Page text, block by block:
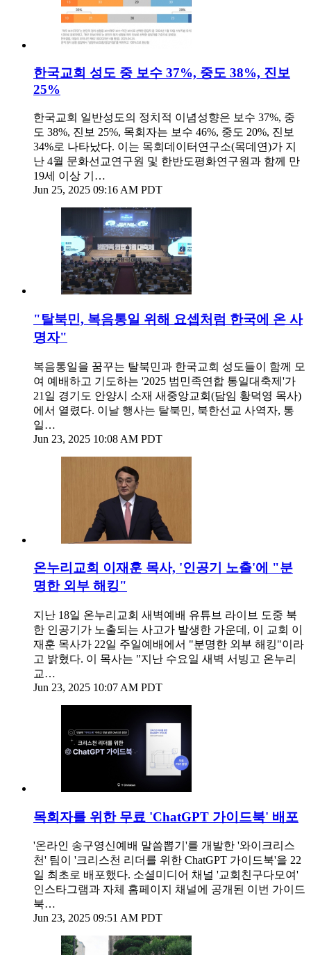
한국교회 성도 중 보수 37%, 중도 38%, 진보
25%
한국교회 일반성도의 정치적 이념성향은 보수 37%, 중
도 38%, 진보 25%, 목회자는 보수 46%, 중도 20%, 진보
34%로 나타났다. 이는 목회데이터연구소(목데연)가 지
난 4월 문화선교연구원 및 한반도평화연구원과 함께 만
19세 이상 기…
Jun 25, 2025 09:16 AM PDT
"탈북민, 복음통일 위해 요셉처럼 한국에 온 사
명자"
복음통일을 꿈꾸는 탈북민과 한국교회 성도들이 함께 모
여 예배하고 기도하는 '2025 범민족연합 통일대축제'가
21일 경기도 안양시 소재 새중앙교회(담임 황덕영 목사)
에서 열렸다. 이날 행사는 탈북민, 북한선교 사역자, 통
일…
Jun 23, 2025 10:08 AM PDT
온누리교회 이재훈 목사, '인공기 노출'에 "분
명한 외부 해킹"
지난 18일 온누리교회 새벽예배 유튜브 라이브 도중 북
한 인공기가 노출되는 사고가 발생한 가운데, 이 교회 이
재훈 목사가 22일 주일예배에서 "분명한 외부 해킹"이라
고 밝혔다. 이 목사는 "지난 수요일 새벽 서빙고 온누리
교…
Jun 23, 2025 10:07 AM PDT
목회자를 위한 무료 'ChatGPT 가이드북' 배포
'온라인 송구영신예배 말씀뽑기'를 개발한 '와이크리스
천' 팀이 '크리스천 리더를 위한 ChatGPT 가이드북'을 22
일 최초로 배포했다. 소셜미디어 채널 '교회친구다모여'
인스타그램과 자체 홈페이지 채널에 공개된 이번 가이드
북…
Jun 23, 2025 09:51 AM PDT